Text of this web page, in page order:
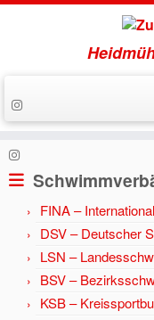
Zum
Inhalt
Start » Aktuell » Jahr
FINA –
DSV – Deutscher
LSN –
BSV –
KSB –